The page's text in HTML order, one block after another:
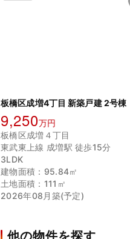
板橋区成増4丁目 新築戸建 2号棟
9,250万円
板橋区成増４丁目
東武東上線 成増駅 徒歩15分
3LDK
建物面積：95.84㎡
土地面積：111㎡
2026年08月築(予定)
他の物件を探す